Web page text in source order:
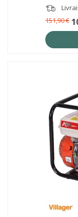
151,90 €